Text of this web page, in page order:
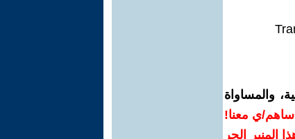
والمساواة
ساهم/ي معنا!
المنبر الحر